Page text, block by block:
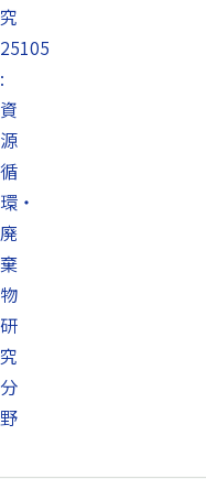
究
25105
:
資
源
循
環・
廃
棄
物
研
究
分
野